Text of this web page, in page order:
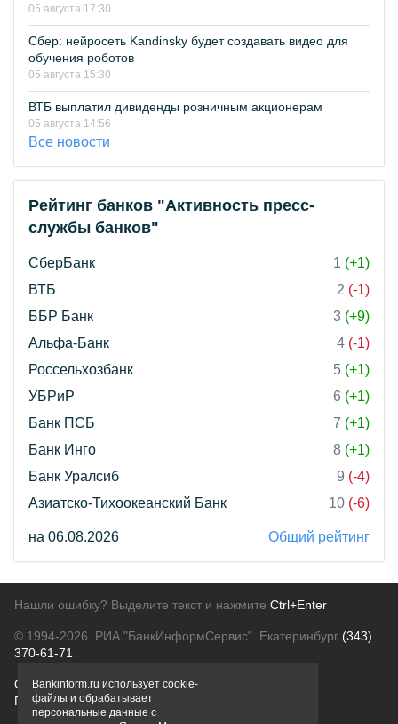
05 августа 17:30
Сбер: нейросеть Kandinsky будет создавать видео для
обучения роботов
05 августа 15:30
ВТБ выплатил дивиденды розничным акционерам
05 августа 14:56
Все новости
Рейтинг банков "Активность пресс-
службы банков"
СберБанк 1 (+1)
ВТБ
2 (-1)
ББР Банк
3 (+9)
Альфа-Банк
4 (-1)
Россельхозбанк
5 (+1)
УБРиР
6 (+1)
Банк ПСБ
7 (+1)
Банк Инго
8 (+1)
Банк Уралсиб
9 (-4)
Азиатско-Тихоокеанский Банк
10 (-6)
на 06.08.2026 Общий рейтинг
Нашли ошибку? Выделите текст и нажмите Ctrl+Enter
© 1994-2026. РИА "БанкИнформСервис". Екатеринбург (343)
370-61-71
О проектеПолитика конфиденциальности
Правовая информацияДля рекламодателей
Bankinform.ru использует cookie-
файлы и обрабатывает
персональные данные с